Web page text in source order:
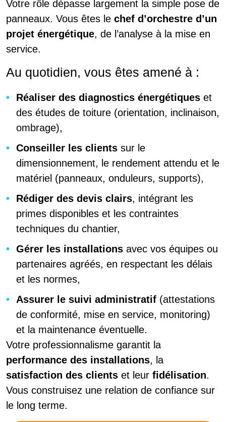
Votre rôle dépasse largement la simple pose de
panneaux. Vous êtes le chef d’orchestre d’un
projet énergétique, de l’analyse à la mise en
service.
Au quotidien, vous êtes amené à :
Réaliser des diagnostics énergétiques et
des études de toiture (orientation, inclinaison,
ombrage),
Conseiller les clients sur le
dimensionnement, le rendement attendu et le
matériel (panneaux, onduleurs, supports),
Rédiger des devis clairs, intégrant les
primes disponibles et les contraintes
techniques du chantier,
Gérer les installations avec vos équipes ou
partenaires agréés, en respectant les délais
et les normes,
Assurer le suivi administratif (attestations
de conformité, mise en service, monitoring)
et la maintenance éventuelle.
Votre professionnalisme garantit la
performance des installations, la
satisfaction des clients et leur fidélisation.
Vous construisez une relation de confiance sur
le long terme.